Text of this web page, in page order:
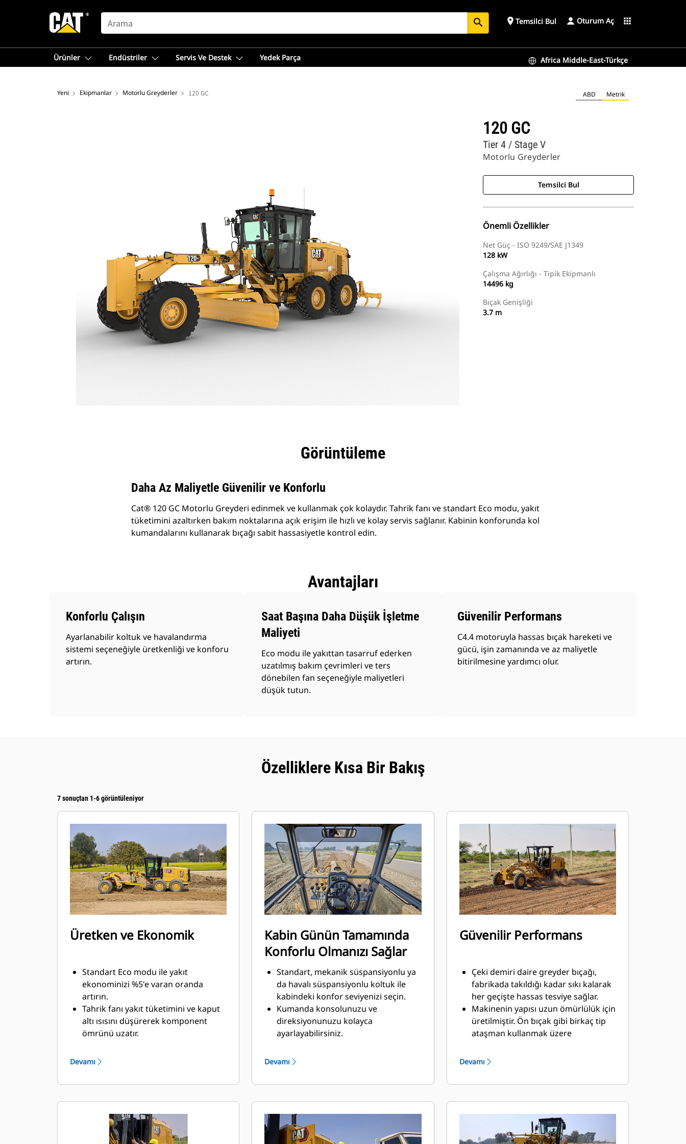
SEARCH search place Temsilci Bul Oturum Aç apps
Ürünler Endüstriler Servis Ve Destek Yedek Parça Africa Middle-East-Türkçe
Yeni Ekipmanlar Motorlu Greyderler 120 GC ABD Metrik
120 GC
Motorlu Greyderler
Tier 4 / Stage V
Temsilci Bul
Önemli Özellikler
Net Güç - ISO 9249/SAE J1349
128 kW
Çalışma Ağırlığı - Tipik Ekipmanlı
14496 kg
Bıçak Genişliği
3.7 m
Görüntüleme
Daha Az Maliyetle Güvenilir ve Konforlu
Cat® 120 GC Motorlu Greyderi edinmek ve kullanmak çok kolaydır. Tahrik fanı ve standart Eco modu, yakıt
tüketimini azaltırken bakım noktalarına açık erişim ile hızlı ve kolay servis sağlanır. Kabinin konforunda kol
kumandalarını kullanarak bıçağı sabit hassasiyetle kontrol edin.
Avantajları
Konforlu Çalışın
Ayarlanabilir koltuk ve havalandırma
sistemi seçeneğiyle üretkenliği ve konforu
artırın.
Saat Başına Daha Düşük İşletme
Maliyeti
Eco modu ile yakıttan tasarruf ederken
uzatılmış bakım çevrimleri ve ters
dönebilen fan seçeneğiyle maliyetleri
düşük tutun.
Güvenilir Performans
C4.4 motoruyla hassas bıçak hareketi ve
gücü, işin zamanında ve az maliyetle
bitirilmesine yardımcı olur.
Özelliklere Kısa Bir Bakış
7 sonuçtan 1-6 görüntüleniyor
Üretken ve Ekonomik
Standart Eco modu ile yakıt
ekonominizi %5'e varan oranda
artırın.
Tahrik fanı yakıt tüketimini ve kaput
altı ısısını düşürerek komponent
ömrünü uzatır.
ile uygulamanın gerektirdiği motor
üretkenliği artırın.
motoru ile zemine çeki demiri
gücünü tam aktarmanızı sağlar.
Devamı
Kabin Günün Tamamında
Konforlu Olmanızı Sağlar
Standart, mekanik süspansiyonlu ya
da havalı süspansiyonlu koltuk ile
kabindeki konfor seviyenizi seçin.
Kumanda konsolunuzu ve
direksiyonunuzu kolayca
ayarlayabilirsiniz.
havalandırma ve klima (HVAC) sistemi
sağlar, tozu dışarıda ve camları
hızlıca bulun.
Dahili tespit yeri opsiyonu sayesinde
Devamı
Güvenilir Performans
Çeki demiri daire greyder bıçağı,
fabrikada takıldığı kadar sıkı kalarak
her geçişte hassas tesviye sağlar.
Makinenin yapısı uzun ömürlülük için
üretilmiştir. Ön bıçak gibi birkaç tip
ataşman kullanmak üzere
Kaydırmalı kavrama opsiyonu,
nesneye çarptığında dairesel tahriki
çıkarırken bakım gereğini azaltır.
Circle Saver opsiyonu ile günlük
Devamı